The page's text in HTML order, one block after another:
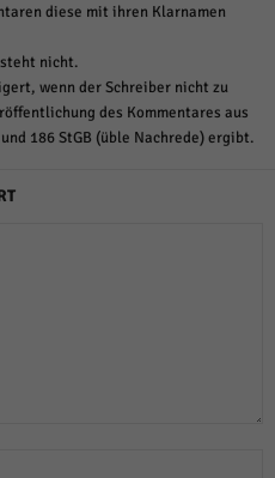
diese mit ihren Klarnamen
nicht.
wenn der Schreiber nicht zu
des Kommentares aus
186 StGB (üble Nachrede) ergibt.